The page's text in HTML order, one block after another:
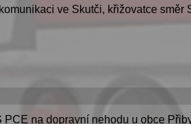
ve Skutči, křižovatce směr
na dopravní nehodu u obce